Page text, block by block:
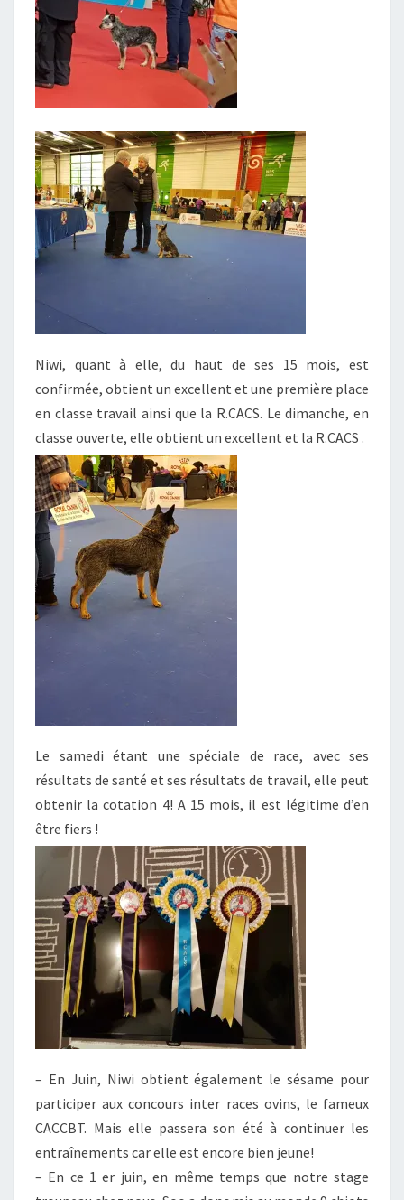
Niwi, quant à elle, du haut de ses 15 mois, est
confirmée, obtient un excellent et une première place
en classe travail ainsi que la R.CACS. Le dimanche, en
classe ouverte, elle obtient un excellent et la R.CACS .
Le samedi étant une spéciale de race, avec ses
résultats de santé et ses résultats de travail, elle peut
obtenir la cotation 4! A 15 mois, il est légitime d’en
être fiers !
– En Juin, Niwi obtient également le sésame pour
participer aux concours inter races ovins, le fameux
CACCBT. Mais elle passera son été à continuer les
entraînements car elle est encore bien jeune!
– En ce 1 er juin, en même temps que notre stage